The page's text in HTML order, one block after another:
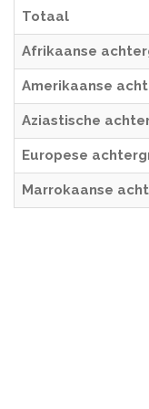
Totaal
Afrikaanse
Amerikaanse
Aziastische
Europese
Marrokaanse